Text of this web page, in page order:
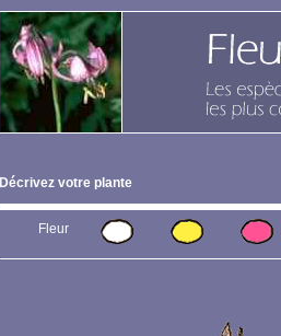
Décrivez votre plante
Fleur